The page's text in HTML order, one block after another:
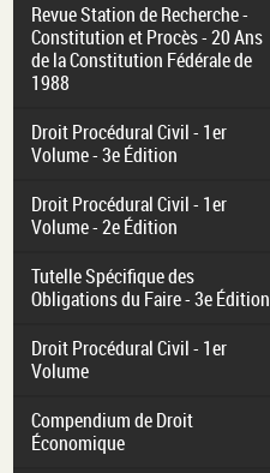
Revue Station de Recherche -
Constitution et Procès - 20 Ans
de la Constitution Fédérale de
1988
Droit Procédural Civil - 1er
Volume - 3e Édition
Droit Procédural Civil - 1er
Volume - 2e Édition
Tutelle Spécifique des
Obligations du Faire - 3e Édition
Droit Procédural Civil - 1er
Volume
Compendium de Droit
Économique